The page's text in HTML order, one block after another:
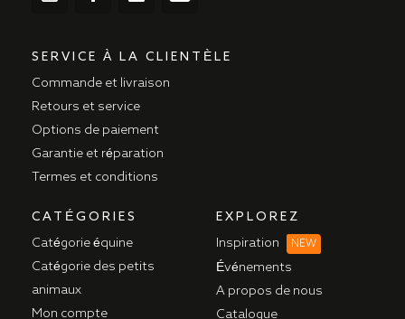
SERVICE À LA CLIENTÈLE
Commande et livraison
Retours et service
Options de paiement
Garantie et réparation
Termes et conditions
CATÉGORIES
Catégorie équine
Catégorie des petits
animaux
Mon compte
EXPLOREZ
Inspiration NEW
Événements
A propos de nous
Catalogue